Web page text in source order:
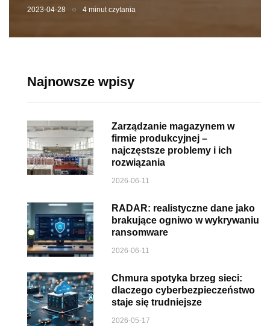
2023-04-28 4 minut czytania
Najnowsze wpisy
Zarządzanie magazynem w
firmie produkcyjnej –
najczęstsze problemy i ich
rozwiązania
2026-06-11
RADAR: realistyczne dane jako
brakujące ogniwo w wykrywaniu
ransomware
2026-06-11
Chmura spotyka brzeg sieci:
dlaczego cyberbezpieczeństwo
staje się trudniejsze
2026-05-17